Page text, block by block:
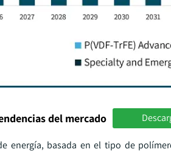
del mercado
energía, basada en el tipo de